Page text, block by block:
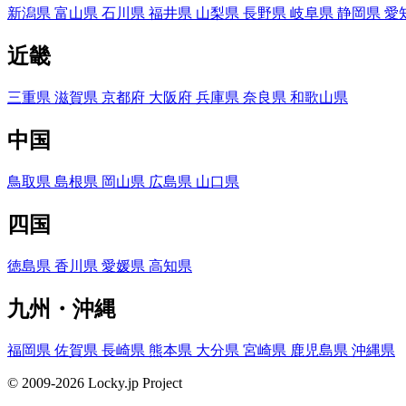
新潟県 富山県 石川県 福井県 山梨県 長野県 岐阜県 静岡県 愛
近畿
三重県 滋賀県 京都府 大阪府 兵庫県 奈良県 和歌山県
中国
鳥取県 島根県 岡山県 広島県 山口県
四国
徳島県 香川県 愛媛県 高知県
九州・沖縄
福岡県 佐賀県 長崎県 熊本県 大分県 宮崎県 鹿児島県 沖縄県
© 2009-2026 Locky.jp Project